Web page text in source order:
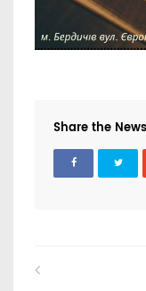
Share the News